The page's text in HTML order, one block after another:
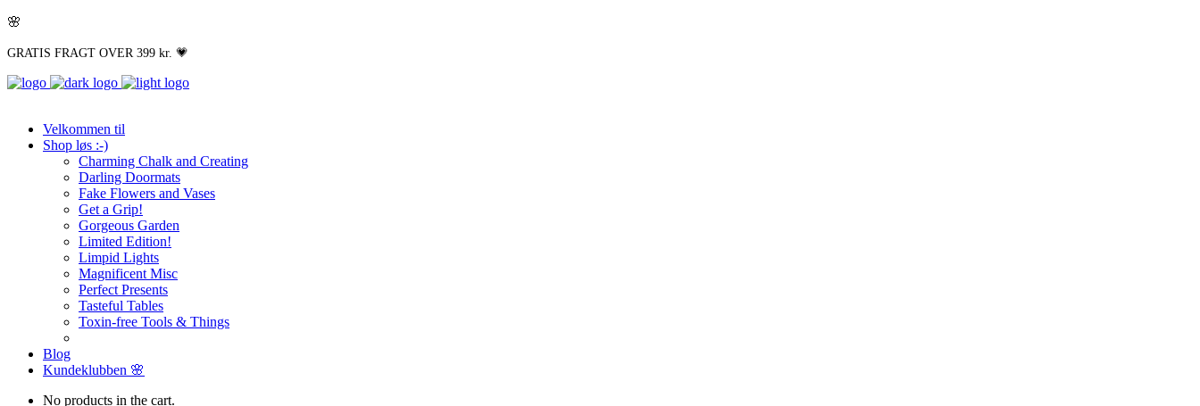
🌸
GRATIS FRAGT OVER 399 kr. 💗
Velkommen til
Shop løs :-)
Charming Chalk and Creating
Darling Doormats
Fake Flowers and Vases
Get a Grip!
Gorgeous Garden
Limited Edition!
Limpid Lights
Magnificent Misc
Perfect Presents
Tasteful Tables
Toxin-free Tools & Things
Blog
Kundeklubben 🌸
No products in the cart.